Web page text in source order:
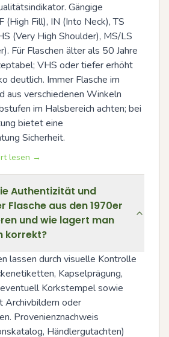
Gängige
(High Fill), IN (Into Neck), TS
(Very High Shoulder), MS/LS
Für Flaschen älter als 50 Jahre
VHS oder tiefer erhöht
deutlich. Immer Flasche im
aus verschiedenen Winkeln
im Halsbereich achten; bei
bietet eine
Sicherheit.
lesen →
Authentizität und
Flasche aus den 1970er
und wie lagert man
korrekt?
lassen durch visuelle Kontrolle
Kapselprägung,
Korkstempel sowie
Archivbildern oder
Provenienznachweis
Händlergutachten)